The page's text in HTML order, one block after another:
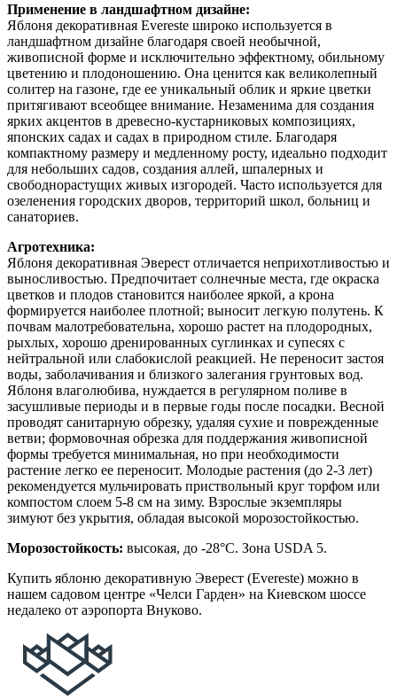
Применение в ландшафтном дизайне:
Яблоня декоративная Evereste широко используется в
ландшафтном дизайне благодаря своей необычной,
живописной форме и исключительно эффектному, обильному
цветению и плодоношению. Она ценится как великолепный
солитер на газоне, где ее уникальный облик и яркие цветки
притягивают всеобщее внимание. Незаменима для создания
ярких акцентов в древесно-кустарниковых композициях,
японских садах и садах в природном стиле. Благодаря
компактному размеру и медленному росту, идеально подходит
для небольших садов, создания аллей, шпалерных и
свободнорастущих живых изгородей. Часто используется для
озеленения городских дворов, территорий школ, больниц и
санаториев.
Агротехника:
Яблоня декоративная Эверест отличается неприхотливостью и
выносливостью. Предпочитает солнечные места, где окраска
цветков и плодов становится наиболее яркой, а крона
формируется наиболее плотной; выносит легкую полутень. К
почвам малотребовательна, хорошо растет на плодородных,
рыхлых, хорошо дренированных суглинках и супесях с
нейтральной или слабокислой реакцией. Не переносит застоя
воды, заболачивания и близкого залегания грунтовых вод.
Яблоня влаголюбива, нуждается в регулярном поливе в
засушливые периоды и в первые годы после посадки. Весной
проводят санитарную обрезку, удаляя сухие и поврежденные
ветви; формовочная обрезка для поддержания живописной
формы требуется минимальная, но при необходимости
растение легко ее переносит. Молодые растения (до 2-3 лет)
рекомендуется мульчировать приствольный круг торфом или
компостом слоем 5-8 см на зиму. Взрослые экземпляры
зимуют без укрытия, обладая высокой морозостойкостью.
Морозостойкость: высокая, до -28°C. Зона USDA 5.
Купить яблоню декоративную Эверест (Evereste) можно в
нашем садовом центре «Челси Гарден» на Киевском шоссе
недалеко от аэропорта Внуково.